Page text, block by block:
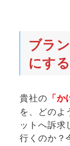
ブラ
にす
貴社の 「
を、どのよ
ットへ訴求
行くのか？